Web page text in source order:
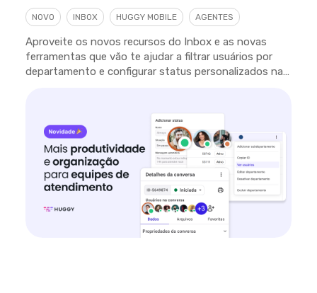
NOVO INBOX HUGGY MOBILE AGENTES
Aproveite os novos recursos do Inbox e as novas
ferramentas que vão te ajudar a filtrar usuários por
departamento e configurar status personalizados na